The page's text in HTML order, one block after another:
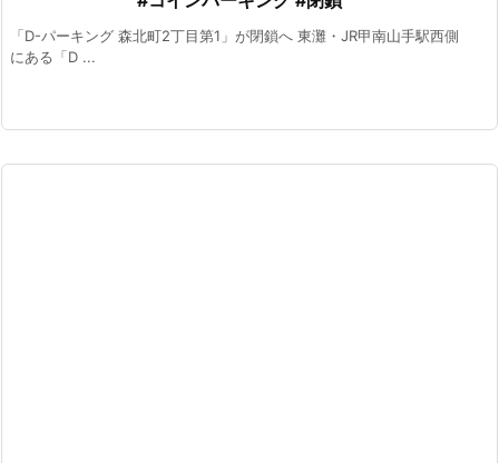
「D-パーキング 森北町2丁目第1」が閉鎖へ 東灘・JR甲南山手駅西側
にある「D ...